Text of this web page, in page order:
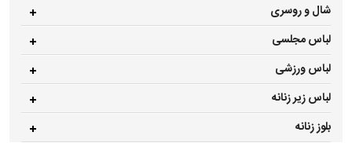
شال و روسری
لباس مجلسی
لباس ورزشی
لباس زیر زنانه
بلوز زنانه